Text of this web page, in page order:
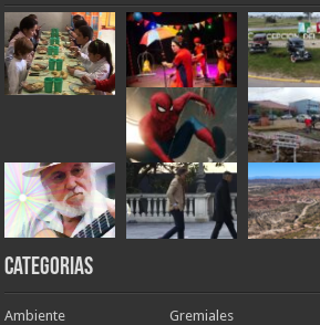
Categorias
Ambiente Gremiales